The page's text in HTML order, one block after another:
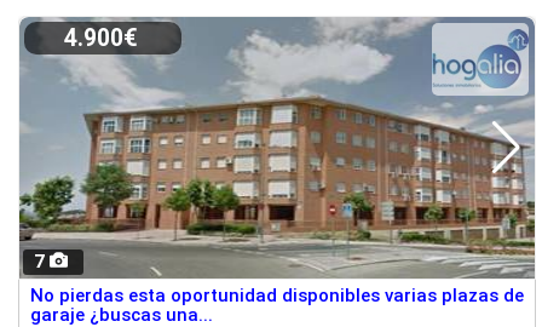
7
4.900€
No pierdas esta oportunidad disponibles varias plazas de
garaje ¿buscas una...